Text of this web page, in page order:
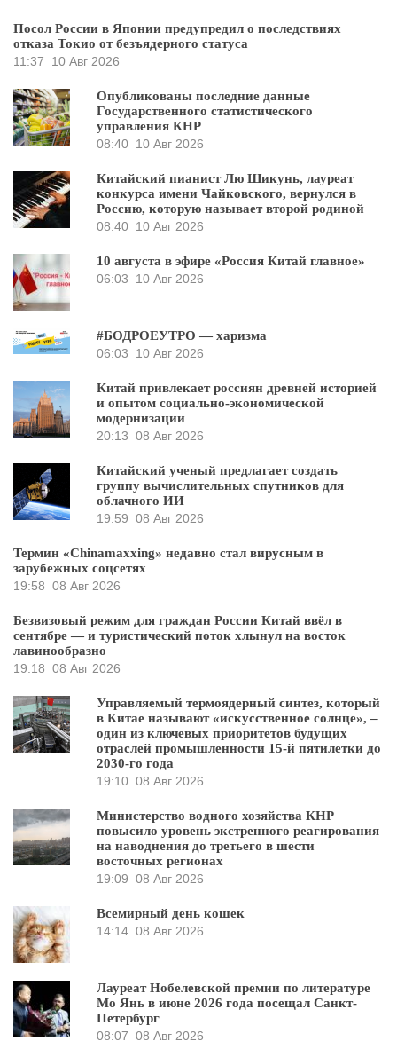
Посол России в Японии предупредил о последствиях
отказа Токио от безъядерного статуса
11:37
10 Авг 2026
Опубликованы последние данные
Государственного статистического
управления КНР
08:40 10 Авг 2026
Китайский пианист Лю Шикунь, лауреат
конкурса имени Чайковского, вернулся в
Россию, которую называет второй родиной
08:40 10 Авг 2026
10 августа в эфире «Россия Китай главное»
06:03
10 Авг 2026
#БОДРОЕУТРО — харизма
06:03
10 Авг 2026
Китай привлекает россиян древней историей
и опытом социально-экономической
модернизации
20:13 08 Авг 2026
Китайский ученый предлагает создать
группу вычислительных спутников для
облачного ИИ
19:59 08 Авг 2026
Термин «Chinamaxxing» недавно стал вирусным в
зарубежных соцсетях
19:58 08 Авг 2026
Безвизовый режим для граждан России Китай ввёл в
сентябре — и туристический поток хлынул на восток
лавинообразно
19:18 08 Авг 2026
Управляемый термоядерный синтез, который
в Китае называют «искусственное солнце», –
один из ключевых приоритетов будущих
отраслей промышленности 15-й пятилетки до
2030-го года
19:10 08 Авг 2026
Министерство водного хозяйства КНР
повысило уровень экстренного реагирования
на наводнения до третьего в шести
восточных регионах
19:09 08 Авг 2026
Всемирный день кошек
14:14 08 Авг 2026
Лауреат Нобелевской премии по литературе
Мо Янь в июне 2026 года посещал Санкт-
Петербург
08:07 08 Авг 2026